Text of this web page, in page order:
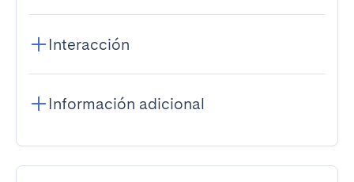
Interacción
Información adicional